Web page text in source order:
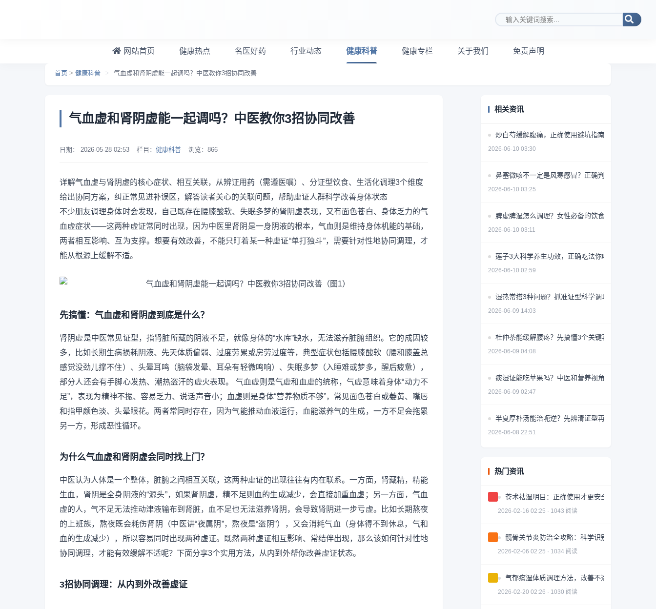
搜索关键词
网站首页 健康热点 名医好药 行业动态 健康科普 健康专栏 关于我们 免责声明
首页 > 健康科普 > 气血虚和肾阴虚能一起调吗？中医教你3招协同改善
气血虚和肾阴虚能一起调吗？中医教你3招协同改善
日期： 2026-05-28 02:53 栏目： 健康科普 浏览： 866
详解气血虚与肾阴虚的核心症状、相互关联，从辨证用药（需遵医嘱）、分证型饮食、生活化调理3个维度
给出协同方案，纠正常见进补误区，解答读者关心的关联问题，帮助虚证人群科学改善身体状态
不少朋友调理身体时会发现，自己既存在腰膝酸软、失眠多梦的肾阴虚表现，又有面色苍白、身体乏力的气
血虚症状——这两种虚证常同时出现，因为中医里肾阴是一身阴液的根本，气血则是维持身体机能的基础，
两者相互影响、互为支撑。想要有效改善，不能只盯着某一种虚证“单打独斗”，需要针对性地协同调理，才
能从根源上缓解不适。
先搞懂：气血虚和肾阴虚到底是什么？
肾阴虚是中医常见证型，指肾脏所藏的阴液不足，就像身体的“水库”缺水，无法滋养脏腑组织。它的成因较
多，比如长期生病损耗阴液、先天体质偏弱、过度劳累或房劳过度等，典型症状包括腰膝酸软（腰和膝盖总
感觉没劲儿撑不住）、头晕耳鸣（脑袋发晕、耳朵有轻微鸣响）、失眠多梦（入睡难或梦多，醒后疲惫），
部分人还会有手脚心发热、潮热盗汗的虚火表现。 气血虚则是气虚和血虚的统称，气虚意味着身体“动力不
足”，表现为精神不振、容易乏力、说话声音小；血虚则是身体“营养物质不够”，常见面色苍白或萎黄、嘴唇
和指甲颜色淡、头晕眼花。两者常同时存在，因为气能推动血液运行，血能滋养气的生成，一方不足会拖累
另一方，形成恶性循环。
为什么气血虚和肾阴虚会同时找上门？
中医认为人体是一个整体，脏腑之间相互关联，这两种虚证的出现往往有内在联系。一方面，肾藏精，精能
生血，肾阴是全身阴液的“源头”，如果肾阴虚，精不足则血的生成减少，会直接加重血虚；另一方面，气血
虚的人，气不足无法推动津液输布到肾脏，血不足也无法滋养肾阴，会导致肾阴进一步亏虚。比如长期熬夜
的上班族，熬夜既会耗伤肾阴（中医讲“夜属阴”，熬夜是“盗阴”），又会消耗气血（身体得不到休息，气和
血的生成减少），所以容易同时出现两种虚证。既然两种虚证相互影响、常结伴出现，那么该如何针对性地
协同调理，才能有效缓解不适呢？下面分享3个实用方法，从内到外帮你改善虚证状态。
3招协同调理：从内到外改善虚证
相关资讯
炒白芍缓解腹痛，正确使用避坑指南
2026-06-10 03:30
鼻塞微咳不一定是风寒感冒？正确判断方法揭秘
2026-06-10 03:25
脾虚脾湿怎么调理？女性必备的饮食+药物+生活方式
2026-06-10 03:11
莲子3大科学养生功效，正确吃法你吃对了吗？
2026-06-10 02:59
湿热常搭3种问题？抓准证型科学调理少走弯路
2026-06-09 14:03
杜仲茶能缓解腰疼？先搞懂3个关键再喝
2026-06-09 04:08
痰湿证能吃苹果吗？中医和营养视角详解
2026-06-09 02:47
半夏厚朴汤能治呃逆？先辨清证型再用
2026-06-08 22:51
热门资讯
苍术祛湿明目：正确使用才更安全有效
2026-02-16 02:25 · 1043 阅读
髋骨关节炎防治全攻略：科学识别与有效治疗
2026-02-06 02:25 · 1034 阅读
气郁痰湿体质调理方法，改善不适症状
2026-02-20 02:26 · 1030 阅读